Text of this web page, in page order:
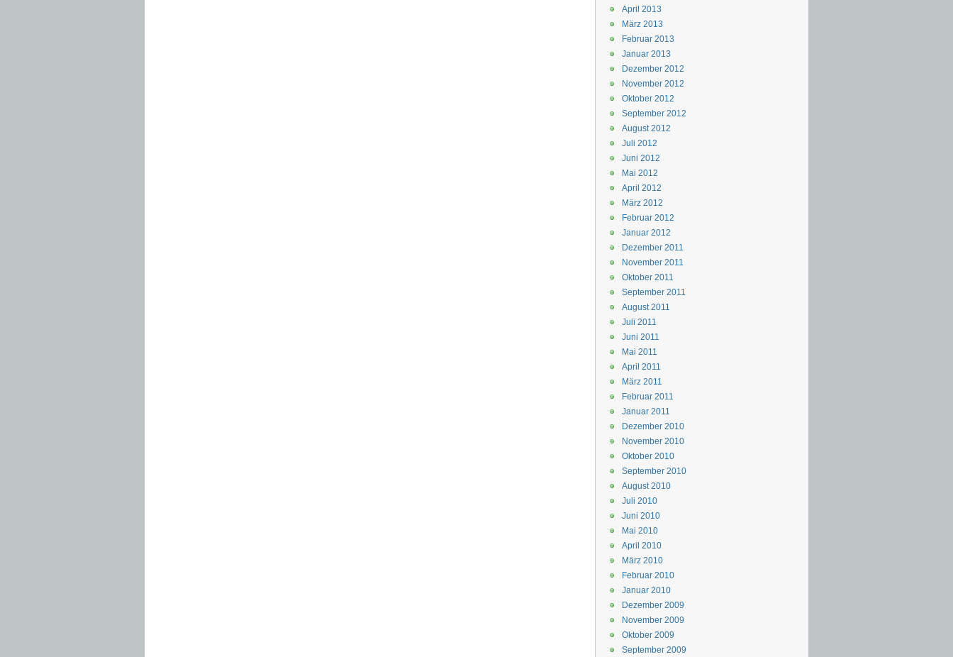
April 2013
März 2013
Februar 2013
Januar 2013
Dezember 2012
November 2012
Oktober 2012
September 2012
August 2012
Juli 2012
Juni 2012
Mai 2012
April 2012
März 2012
Februar 2012
Januar 2012
Dezember 2011
November 2011
Oktober 2011
September 2011
August 2011
Juli 2011
Juni 2011
Mai 2011
April 2011
März 2011
Februar 2011
Januar 2011
Dezember 2010
November 2010
Oktober 2010
September 2010
August 2010
Juli 2010
Juni 2010
Mai 2010
April 2010
März 2010
Februar 2010
Januar 2010
Dezember 2009
November 2009
Oktober 2009
September 2009